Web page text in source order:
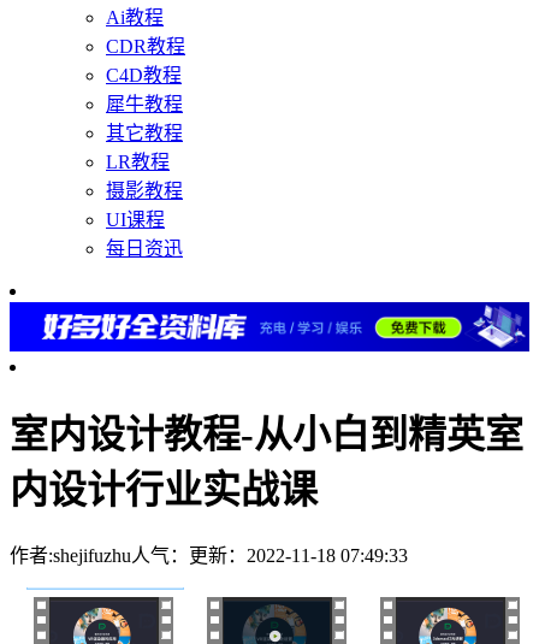
Ai教程
CDR教程
C4D教程
犀牛教程
其它教程
LR教程
摄影教程
UI课程
每日资迅
室内设计教程-从小白到精英室
内设计行业实战课
作者:shejifuzhu人气： 更新：2022-11-18 07:49:33